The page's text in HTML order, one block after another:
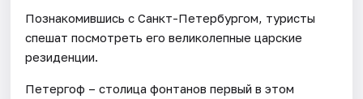
Познакомившись с Санкт-Петербургом, туристы
спешат посмотреть его великолепные царские
резиденции.
Петергоф – столица фонтанов первый в этом